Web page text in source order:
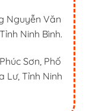
Nguyễn Văn
Ninh Bình.
Sơn, Phố
Lư, Tỉnh Ninh